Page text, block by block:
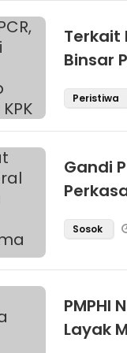
Terkait
Binsar
Peristiwa
Gandi
Sosok
PMPHI
Layak